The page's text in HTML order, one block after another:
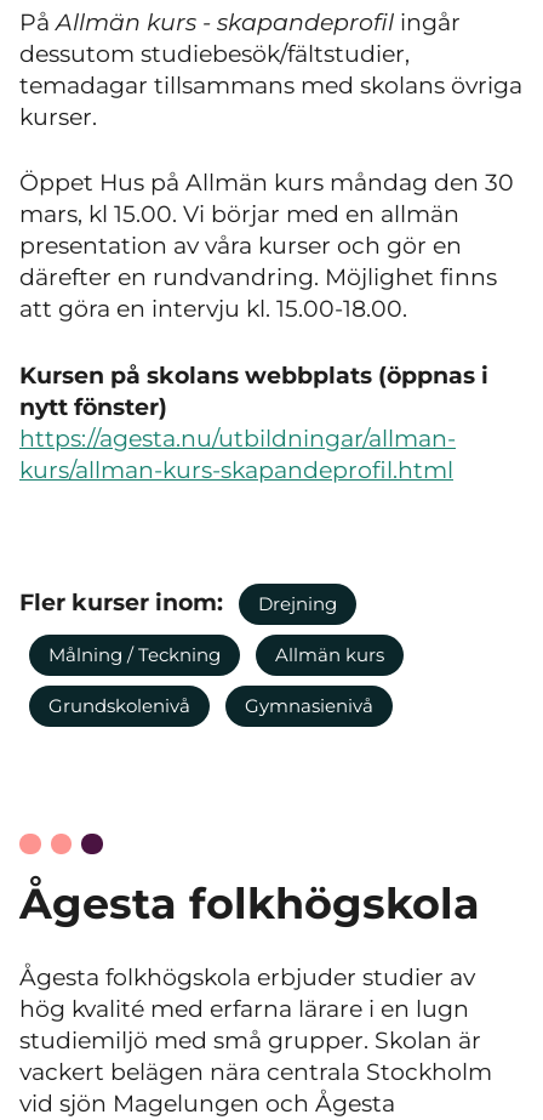
PåAllmän kurs - skapandeprofil ingår
dessutom studiebesök/fältstudier,
temadagar tillsammans med skolans övriga
kurser.
Öppet Hus på Allmän kurs måndag den 30
mars, kl 15.00. Vi börjar med en allmän
presentation av våra kurser och gör en
därefter en rundvandring. Möjlighet finns
att göra en intervju kl. 15.00-18.00.
Kursen på skolans webbplats (öppnas i
nytt fönster)
https://agesta.nu/utbildningar/allman-
kurs/allman-kurs-skapandeprofil.html
Fler kurser inom: Drejning
Målning / Teckning Allmän kurs
Grundskolenivå Gymnasienivå
Ågesta folkhögskola
Ågesta folkhögskola erbjuder studier av
hög kvalité med erfarna lärare i en lugn
studiemiljö med små grupper. Skolan är
vackert belägen nära centrala Stockholm
vid sjön Magelungen och Ågesta